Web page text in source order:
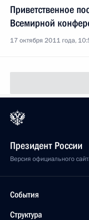
Приветственное
Всемирной
17 октября 2011 года,
Президент России
Версия официального
События
Структура